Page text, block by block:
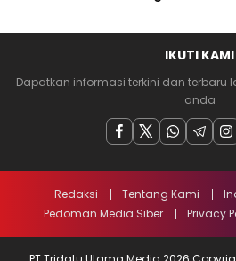
IKUTI KAMI
Dapatkan informasi terkini dan
anda
Redaksi Tentang Kami
Pedoman Media Siber
Privacy